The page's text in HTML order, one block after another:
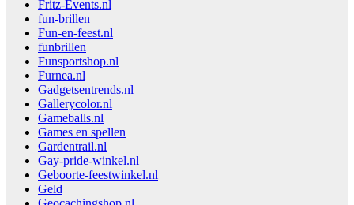
Fritz-Events.nl
fun-brillen
Fun-en-feest.nl
funbrillen
Funsportshop.nl
Furnea.nl
Gadgetsentrends.nl
Gallerycolor.nl
Gameballs.nl
Games en spellen
Gardentrail.nl
Gay-pride-winkel.nl
Geboorte-feestwinkel.nl
Geld